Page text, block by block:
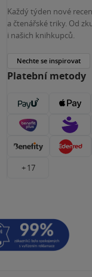
Každý týden nové
a čtenářské triky. Od
i našich knihkupců.
Nechte se inspirovat
Platební metody
+ 17